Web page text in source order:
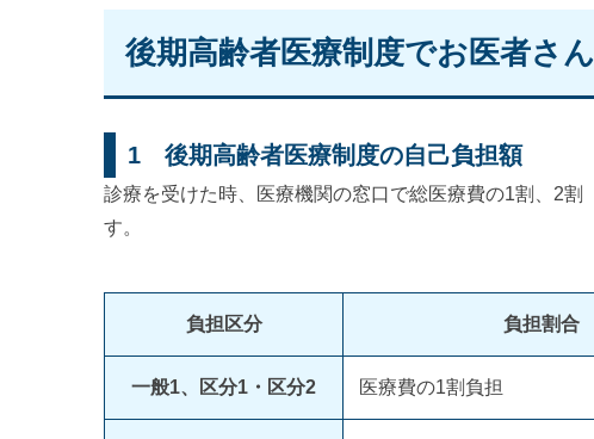
後期高齢者医療制度でお医者さ
1 後期高齢者医療制度の自己負担額
診療を受けた時、医療機関の窓口で総医療費の1割、2
す。
負担区分 負担割合
一般1、区分1・区分2 医療費の1割負担